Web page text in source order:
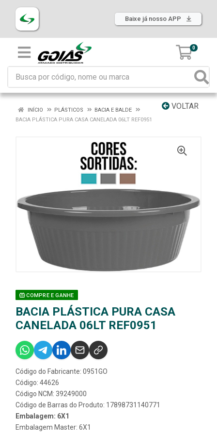
Baixe já nosso APP
0
VOLTAR
INÍCIO PLÁSTICOS
BACIA E BALDE
BACIA PLÁSTICA PURA CASA CANELADA 06LT REF0951
COMPRE E GANHE
BACIA PLÁSTICA PURA CASA
CANELADA 06LT REF0951
Código do Fabricante: 0951GO
Código: 44626
Código NCM: 39249000
Código de Barras do Produto: 17898731140771
Embalagem: 6X1
Embalagem Master: 6X1